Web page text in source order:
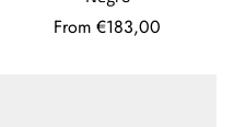
From €183,00